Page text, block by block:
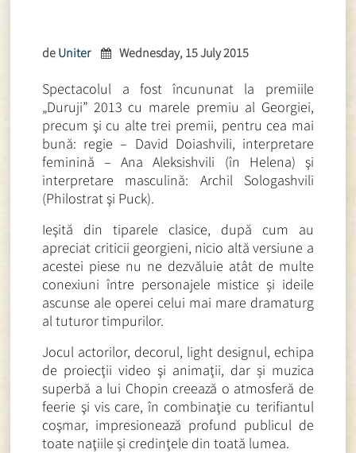
de Uniter Wednesday, 15 July 2015
Spectacolul a fost încununat la premiile
„Duruji” 2013 cu marele premiu al Georgiei,
precum şi cu alte trei premii, pentru cea mai
bună: regie – David Doiashvili, interpretare
feminină – Ana Aleksishvili (în Helena) şi
interpretare masculină: Archil Sologashvili
(Philostrat şi Puck).
Ieşită din tiparele clasice, după cum au
apreciat criticii georgieni, nicio altă versiune a
acestei piese nu ne dezvăluie atât de multe
conexiuni între personajele mistice și ideile
ascunse ale operei celui mai mare dramaturg
al tuturor timpurilor.
Jocul actorilor, decorul, light designul, echipa
de proiecţii video şi animaţii, dar și muzica
superbă a lui Chopin creează o atmosferă de
feerie şi vis care, în combinaţie cu terifiantul
coşmar, impresionează profund publicul de
toate naţiile și credinţele din toată lumea.